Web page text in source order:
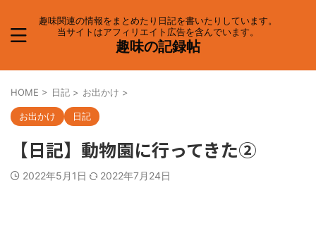
趣味関連の情報をまとめたり日記を書いたりしています。
当サイトはアフィリエイト広告を含んでいます。
趣味の記録帖
HOME > 日記 > お出かけ >
お出かけ 日記
【日記】動物園に行ってきた②
2022年5月1日 2022年7月24日